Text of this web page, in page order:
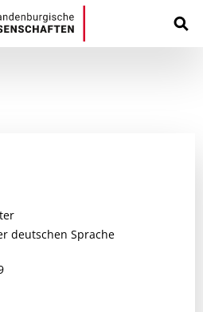
deutschen Sprache